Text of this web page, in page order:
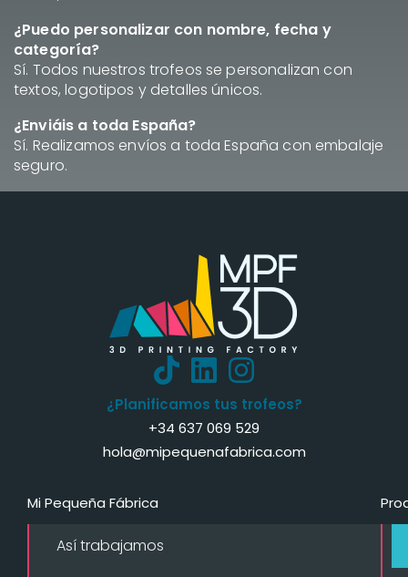
¿Puedo personalizar con nombre, fecha y
categoría?
Sí. Todos nuestros trofeos se personalizan con
textos, logotipos y detalles únicos.
¿Enviáis a toda España?
Sí. Realizamos envíos a toda España con embalaje
seguro.
¿Planificamos tus trofeos?
+34 637 069 529
hola@mipequenafabrica.com
Mi Pequeña Fábrica
Así trabajamos